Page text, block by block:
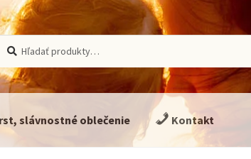
slávnostné oblečenie Kontakt